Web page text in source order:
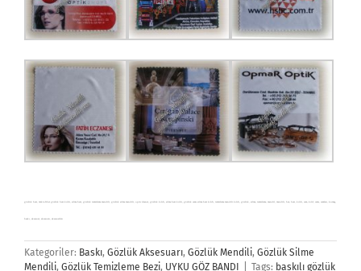
gözlük bezi, mikrofiber gözlük bezi kılıfı, silme bezi, gözlük temizleme mendili, gözlük silme mendili, optic cleaner, gözlük kılıfı, silme bezi kılıfı, gözlük camı silme bezi kılıfı, temizleme mendili kılıfı, gözlük, silme, temizleme, mendil, mendili, bez, bezi, kılıfı, cam, kılıf, camı, camları, kumaş,
baskı, aksesuar, aksesuarı, aksesuarları
Kategoriler: Baskı, Gözlük Aksesuarı, Gözlük Mendili, Gözlük Silme
Mendili, Gözlük Temizleme Bezi, UYKU GÖZ BANDI Tags: baskılı gözlük